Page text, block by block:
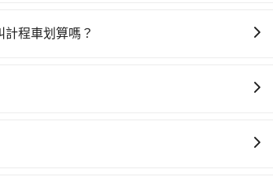
再根據距離的遠近或者天候狀況，決定是步行
輛小黃了，花蓮縣少部分小黃司機不按表收
以下要乘車，也可參考tripool的拼車共乘服
擇。註冊完iRent的app後，可以每小時
汽車保險與可能的罰單都需自付。再者，和
在開樂透一樣。另外，偶爾也會遇到明明已經
程車划算嗎？
程車等叫車看看。依照里程跳錶計算，價格約
會採現場議價，建議最好先上網預約，以免
、就醫回診、登山露營、學生搬家、投票返